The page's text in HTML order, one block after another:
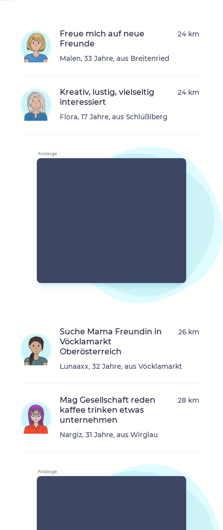
Freue mich auf neue
Freunde
Malen, 33 Jahre, aus Breitenried
24 km
Kreativ, lustig, vielseitig
interessiert
Flora, 17 Jahre, aus Schlüßlberg
24 km
Suche Mama Freundin in
Vöcklamarkt
Oberösterreich
Lunaaxx, 32 Jahre, aus Vöcklamarkt
26 km
Mag Gesellschaft reden
kaffee trinken etwas
unternehmen
Nargiz, 31 Jahre, aus Wirglau
28 km